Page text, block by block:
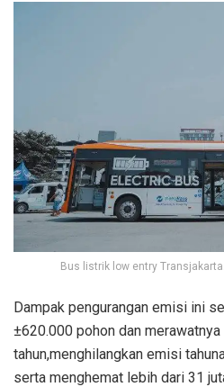
Bus listrik low entry
Dampak pengurangan emisi ini
±620.000 pohon dan
tahun,menghilangkan emisi
serta menghemat lebih dari 31